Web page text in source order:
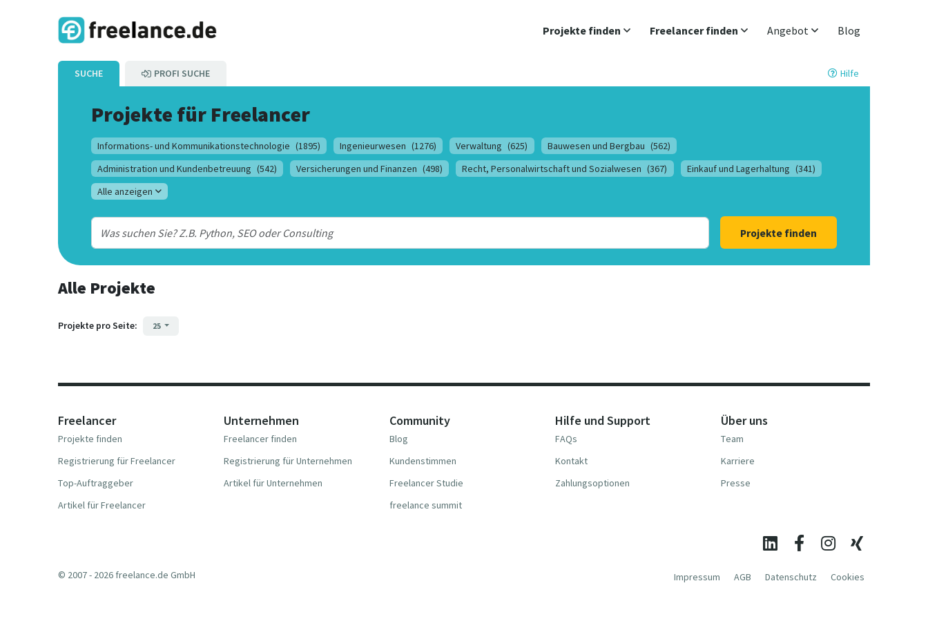
Projekte finden Freelancer finden Angebot Blog
SUCHE PROFI SUCHE Hilfe
Projekte für Freelancer
Informations- und Kommunikationstechnologie (1895) Ingenieurwesen (1276) Verwaltung (625) Bauwesen und Bergbau (562)
Administration und Kundenbetreuung (542) Versicherungen und Finanzen (498) Recht, Personalwirtschaft und Sozialwesen (367) Einkauf und Lagerhaltung (341)
Alle anzeigen
Projekte finden
Alle Projekte
Projekte pro Seite: 25
Freelancer
Projekte finden
Registrierung für Freelancer
Top-Auftraggeber
Artikel für Freelancer
Unternehmen
Freelancer finden
Registrierung für Unternehmen
Artikel für Unternehmen
Community
Blog
Kundenstimmen
Freelancer Studie
freelance summit
Hilfe und Support
FAQs
Kontakt
Zahlungsoptionen
Über uns
Team
Karriere
Presse
Impressum AGB Datenschutz Cookies
© 2007 - 2026 freelance.de GmbH